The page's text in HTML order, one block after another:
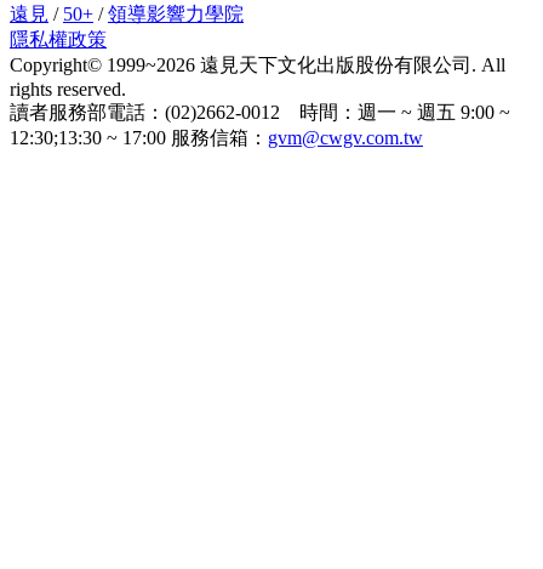
遠見 / 50+ /領導影響力學院
隱私權政策
Copyright© 1999~2026 遠見天下文化出版股份有限公司. All
rights reserved.
讀者服務部電話：(02)2662-0012 時間：週一 ~ 週五 9:00 ~
12:30;13:30 ~ 17:00 服務信箱： gvm@cwgv.com.tw